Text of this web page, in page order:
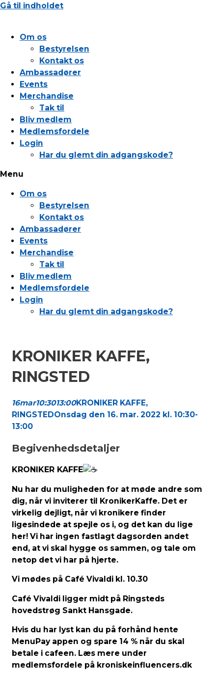
Gå til indholdet
Om os
Bestyrelsen
Kontakt os
Ambassadører
Events
Merchandise
Tak til
Bliv medlem
Medlemsfordele
Login
Har du glemt din adgangskode?
Menu
Om os
Bestyrelsen
Kontakt os
Ambassadører
Events
Merchandise
Tak til
Bliv medlem
Medlemsfordele
Login
Har du glemt din adgangskode?
KRONIKER KAFFE,
RINGSTED
16mar10:3013:00KRONIKER KAFFE,
RINGSTEDOnsdag den 16. mar. 2022 kl. 10:30-
13:00
Begivenhedsdetaljer
KRONIKER KAFFE ️
Nu har du muligheden for at møde andre som
dig, når vi inviterer til KronikerKaffe. Det er
virkelig dejligt, når vi kronikere finder
ligesindede at spejle os i, og det kan du lige
her! Vi har ingen fastlagt dagsorden andet
end, at vi skal hygge os sammen, og tale om
netop det vi har på hjerte.
Vi mødes på Café Vivaldi kl. 10.30
Café Vivaldi ligger midt på Ringsteds
hovedstrøg Sankt Hansgade.
Hvis du har lyst kan du på forhånd hente
MenuPayappen og spare 14 % når du skal
betale i cafeen. Læs mere under
medlemsfordele på kroniskeinfluencers.dk